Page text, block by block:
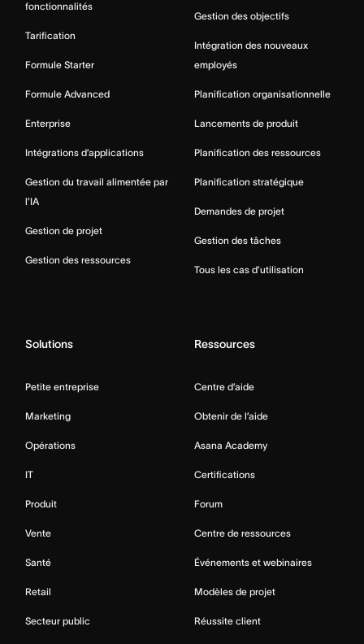
fonctionnalités
Tarification
Formule Starter
Formule Advanced
Enterprise
Intégrations d’applications
Gestion du travail alimentée par
l’IA
Gestion de projet
Gestion des ressources
Gestion des objectifs
Intégration des nouveaux
employés
Planification organisationnelle
Lancements de produit
Planification des ressources
Planification stratégique
Demandes de projet
Gestion des tâches
Tous les cas d’utilisation
Solutions
Petite entreprise
Marketing
Opérations
IT
Produit
Vente
Santé
Retail
Secteur public
Ressources
Centre d’aide
Obtenir de l’aide
Asana Academy
Certifications
Forum
Centre de ressources
Événements et webinaires
Modèles de projet
Réussite client